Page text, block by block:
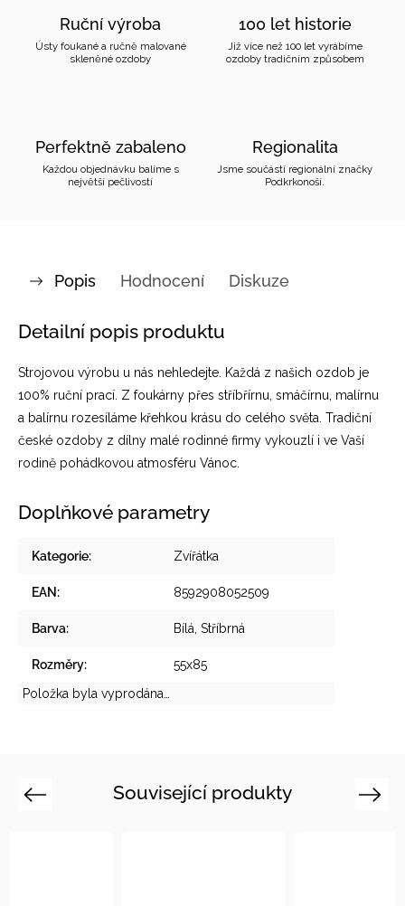
Ruční výroba
Ústy foukané a ručně malované
skleněné ozdoby
100 let historie
Již více než 100 let vyrábíme
ozdoby tradičním způsobem
Perfektně zabaleno
Každou objednávku balíme s
největší pečlivostí
Regionalita
Jsme součástí regionální značky
Podkrkonoší.
Popis Hodnocení Diskuze
Detailní popis produktu
Strojovou výrobu u nás nehledejte. Každá z našich ozdob je
100% ruční prací. Z foukárny přes stříbřírnu, smáčírnu, malírnu
a balírnu rozesíláme křehkou krásu do celého světa. Tradiční
české ozdoby z dílny malé rodinné firmy vykouzlí i ve Vaší
rodině pohádkovou atmosféru Vánoc.
Doplňkové parametry
Kategorie: Zvířátka
EAN : 8592908052509
Barva: Bílá, Stříbrná
Rozměry:
55x85
Položka byla vyprodána…
Související produkty
Previous Next